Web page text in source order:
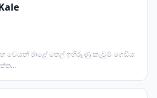
වෙයන් රාළේ තෙල් ඉහිරුණු කැවුම් ගෙඩිය